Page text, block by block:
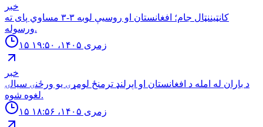
خبر
کانټیننټال جام؛ افغانستان او روسیې لوبه ۳-۳ مساوي پای ته
ورسوله.
۱۵ زمری ۱۴۰۵، ۱۹:۵۰
خبر
د باران له امله د افغانستان او اېرلنډ ترمنځ لومړۍ يو ورځنۍ سيالۍ
لغوه شوه.
۱۵ زمری ۱۴۰۵، ۱۸:۵۶